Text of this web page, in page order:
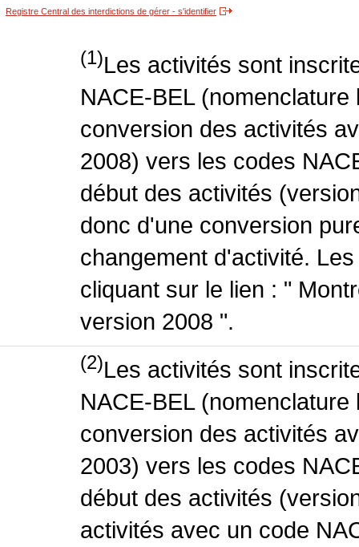
Registre Central des interdictions de gérer - s'identifier
(1)Les activités sont
NACE-BEL
conversion des activités
2008) vers les codes
début des activités
donc d'une conversion
changement d'activité.
cliquant sur le lien : "
version 2008 ".
(2)Les activités sont
NACE-BEL
conversion des activités
2003) vers les codes
début des activités
activités avec un code